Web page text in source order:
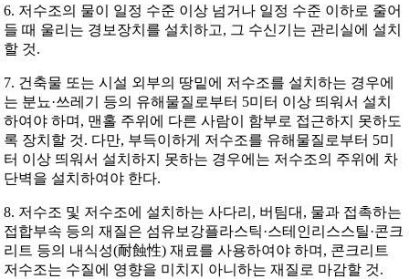
6. 저수조의 물이 일정 수준 이상 넘거나 일정 수준 이하로 줄어
들 때 울리는 경보장치를 설치하고, 그 수신기는 관리실에 설치
할 것.
7. 건축물 또는 시설 외부의 땅밑에 저수조를 설치하는 경우에
는 분뇨·쓰레기 등의 유해물질로부터 5미터 이상 띄워서 설치
하여야 하며, 맨홀 주위에 다른 사람이 함부로 접근하지 못하도
록 장치할 것. 다만, 부득이하게 저수조를 유해물질로부터 5미
터 이상 띄워서 설치하지 못하는 경우에는 저수조의 주위에 차
단벽을 설치하여야 한다.
8. 저수조 및 저수조에 설치하는 사다리, 버팀대, 물과 접촉하는
접합부속 등의 재질은 섬유보강플라스틱·스테인리스스틸·콘크
리트 등의 내식성(耐蝕性) 재료를 사용하여야 하며, 콘크리트
저수조는 수질에 영향을 미치지 아니하는 재질로 마감할 것.